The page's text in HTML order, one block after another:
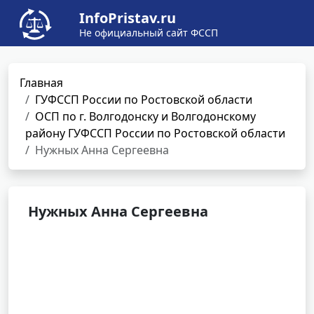
InfoPristav.ru
Не официальный сайт ФССП
Главная
ГУФССП России по Ростовской области
ОСП по г. Волгодонску и Волгодонскому
району ГУФССП России по Ростовской области
Нужных Анна Сергеевна
Нужных Анна Сергеевна